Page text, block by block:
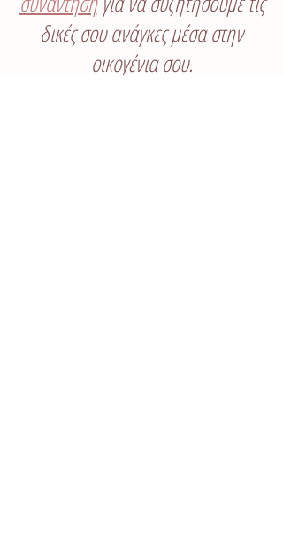
δικές σου ανάγκες μέσα στην
οικογένια σου.